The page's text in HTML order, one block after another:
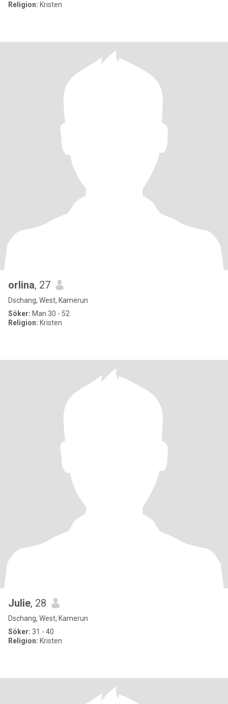
Religion: Kristen
orlina, 27
Dschang, West, Kamerun
Söker: Man 30 - 52
Religion: Kristen
Julie, 28
Dschang, West, Kamerun
Söker: 31 - 40
Religion: Kristen